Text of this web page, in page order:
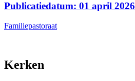
Publicatiedatum: 01 april 2026
Familiepastoraat
Kerken